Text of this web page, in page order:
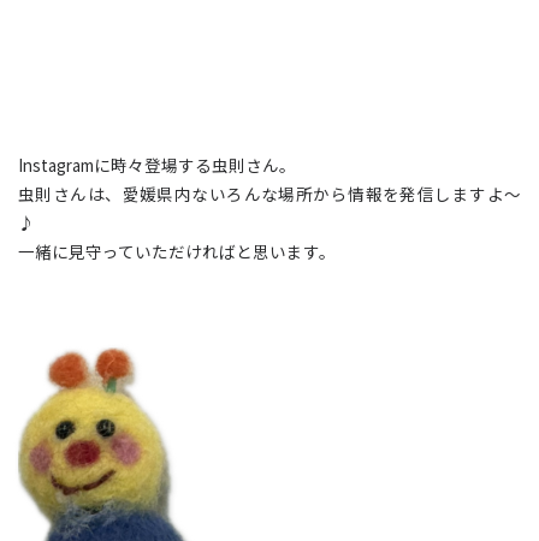
Instagramに時々登場する虫則さん。
虫則さんは、愛媛県内ないろんな場所から情報を発信しますよ～
♪
一緒に見守っていただければと思います。